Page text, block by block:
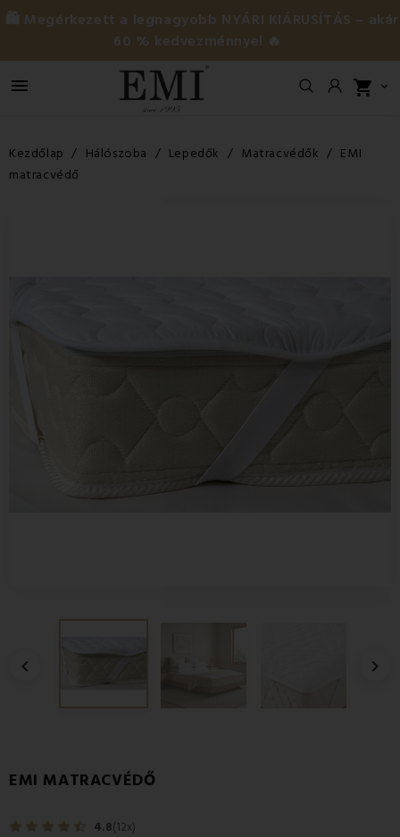
🛍️ Megérkezett a legnagyobb NYÁRI KIÁRUSÍTÁS – akár
60 % kedvezménnyel 🔥
 shopping_cart 
Kezdőlap Hálószoba Lepedők Matracvédők
EMI
matracvédő
 
EMI MATRACVÉDŐ
4.8(12x)